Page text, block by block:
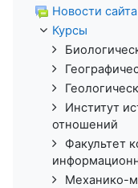
Новости сайта
Курсы
Институт
отношений
Факультет
Механико-